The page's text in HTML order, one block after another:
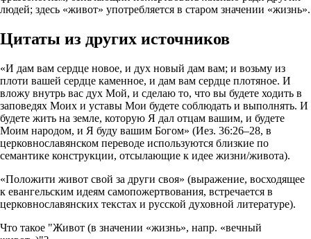
людей; здесь «живот» употребляется в старом значении «жизнь».
Цитаты из других источников
«И дам вам сердце новое, и дух новый дам вам; и возьму из
плоти вашей сердце каменное, и дам вам сердце плотяное. И
вложу внутрь вас дух Мой, и сделаю то, что вы будете ходить в
заповедях Моих и уставы Мои будете соблюдать и выполнять. И
будете жить на земле, которую Я дал отцам вашим, и будете
Моим народом, и Я буду вашим Богом» (Иез. 36:26–28, в
церковнославянском переводе используются близкие по
семантике конструкции, отсылающие к идее жизни/живота).
«Положити живот свой за други своя» (выражение, восходящее
к евангельским идеям самопожертвования, встречается в
церковнославянских текстах и русской духовной литературе).
Что такое "Живот (в значении «жизнь», напр. «вечный